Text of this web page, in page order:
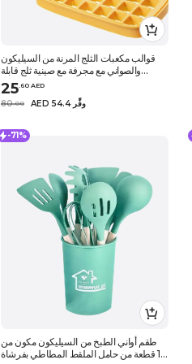
قوالب مكعبات الثلج المرنة من السيليكون
والصواني مع مجرفة مع صينية ثلج قابلة
للتكديس ومقاومة للانسكاب مع أغطية قابلة
للإزالة صانع مكعبات الثلج خالية من
25.60 AED
80.00 AED 54.4 وفِّر
-71%
طقم أواني الطبخ من السيليكون مكون من
12 قطعة من حامل الملقط المطاطي بفرشاة